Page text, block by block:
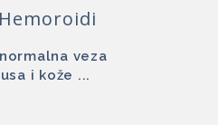
veza
i kože ...